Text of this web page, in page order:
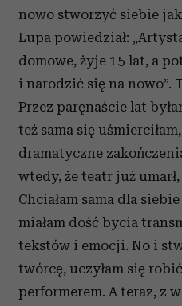
nowo stworzyć siebie
Lupa powiedział:
domowe, żyje 15 lat, a
i narodzić się na nowo”.
Przez paręnaście lat
też sama się
dramatyczne
wtedy, że teatr już
Chciałam sama dla
miałam dość bycia
tekstów i emocji. No i
twórcę, uczyłam się
performerem. A teraz, z